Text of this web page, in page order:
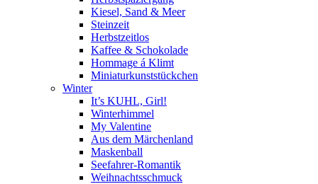
Kiesel, Sand & Meer
Steinzeit
Herbstzeitlos
Kaffee & Schokolade
Hommage á Klimt
Miniaturkunststückchen
Winter
It’s KUHL, Girl!
Winterhimmel
My Valentine
Aus dem Märchenland
Maskenball
Seefahrer-Romantik
Weihnachtsschmuck